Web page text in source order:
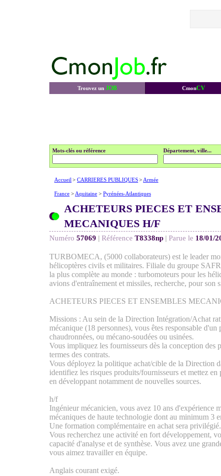
Trouvez un JOB CmonCV
Mots-clés ou référence Département, ville...
Accueil > CARRIERES PUBLIQUES> Armée
France > Aquitaine > Pyrénées-Atlantiques
ACHETEURS PIECES ET
MECANIQUES H/F
Numéro 57069 | Référence T8338np | Parue le 18/01/
TURBOMECA, (5000 collaborateurs) est le leader
hélicoptères civils et militaires. Filiale du groupe
la plus complète au monde : turbomoteurs pour les
avions d'entraînement et missiles, recherche, pour son
ACHETEURS PIECES ET ENSEMBLES
Missions : Au sein de la Direction Intégration/Achat
mécanique (18 personnes), vous êtes responsable
chaudronnées, ou mécano-soudées ou usinées.
Vous impliquez les fournisseurs dès la conception des
termes des contrats.
Vous déployez la politique achat/cible de la Direction
identifiez les risques produits/fournisseurs et mettez en
en développant notamment de nouvelles sources.
h/f
Ingénieur mécanicien, vous avez 10 ans d'expérience
mécaniques de haute technologie dont au minimum 3
Une formation complémentaire en achat sera privilégié.
Vous recherchez une activité en fort développement,
capacité d'analyse et de synthèse. Vous avez une
vous aimez travailler en équipe.
Anglais courant exigé.